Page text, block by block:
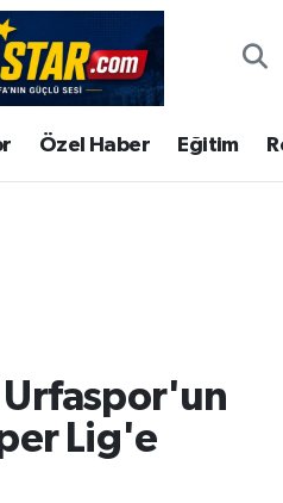
Özel Haber Eğitim
Urfaspor'un
Lig'e